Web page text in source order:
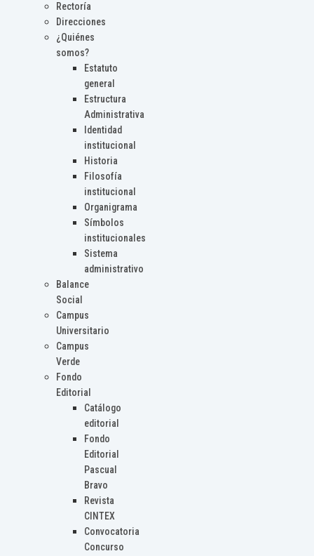
Rectoría
Direcciones
¿Quiénes
somos?
Estatuto
general
Estructura
Administrativa
Identidad
institucional
Historia
Filosofía
institucional
Organigrama
Símbolos
institucionales
Sistema
administrativo
Balance
Social
Campus
Universitario
Campus
Verde
Fondo
Editorial
Catálogo
editorial
Fondo
Editorial
Pascual
Bravo
Revista
CINTEX
Convocatoria
Concurso